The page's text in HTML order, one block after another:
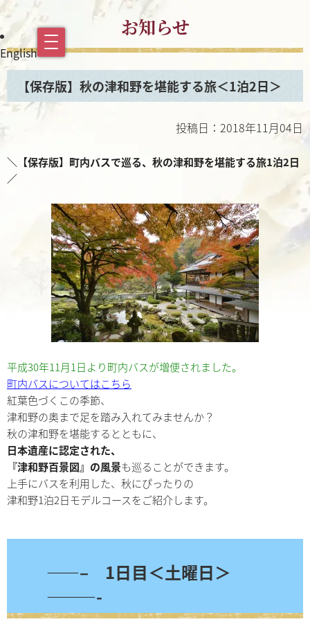
English
お知らせ
【保存版】秋の津和野を堪能する旅＜1泊2日＞
投稿日：2018年11月04日
＼【保存版】町内バスで巡る、秋の津和野を堪能する旅1泊2日
／
平成30年11月1日より町内バスが増便されました。
町内バスについてはこちら
紅葉色づくこの季節、
津和野の奥まで足を踏み入れてみませんか？
秋の津和野を堪能するとともに、
日本遺産に認定された、
『津和野百景図』の風景も巡ることができます。
上手にバスを利用した、秋にぴったりの
津和野1泊2日モデルコースをご紹介します。
——– 1日目＜土曜日＞
———-